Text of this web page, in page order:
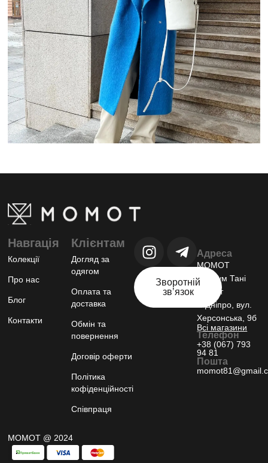
Адреса
МОМОТ
шоурум Тані
Момот
м.Дніпро, вул.
Херсонська, 9б
Всі магазини
Телефон
+38 (067) 793
94 81
Пошта
Навгація
Колекції
Про нас
Блог
Контакти
Клієнтам
Догляд за
одягом
Оплата та
доставка
Обмін та
повернення
Договір оферти
Політика
кофіденційності
Співпраця
Зворотній
звʼязок
МОМОТ @ 2024